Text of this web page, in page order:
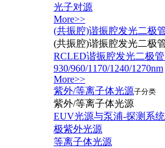
光子对源
More>>
(共振腔)谐振腔发光二极
(共振腔)谐振腔发光二极
RCLED谐振腔发光二极
930/960/1170/1240/1270nm
More>>
紫外/等离子体光源子分类
紫外/等离子体光源
EUV光源与泵浦-探测系统
极紫外光源
等离子体光源